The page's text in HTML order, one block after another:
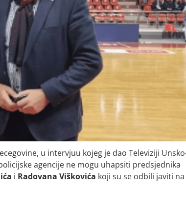
u intervjuu kojeg je dao Televiziji
agencije ne mogu uhapsiti predsjednika
i Radovana Viškovića koji su se odbili javiti na